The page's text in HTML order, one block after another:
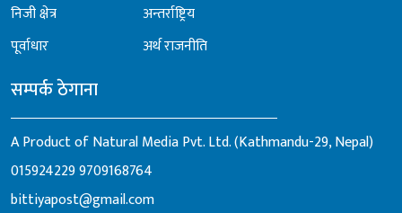
निजी क्षेत्र
पूर्वाधार
अन्तर्राष्ट्रिय
अर्थ राजनीति
सम्पर्क ठेगाना
A Product of Natural Media Pvt. Ltd. (Kathmandu-29, Nepal)
0159242299709168764
bittiyapost@gmail.com